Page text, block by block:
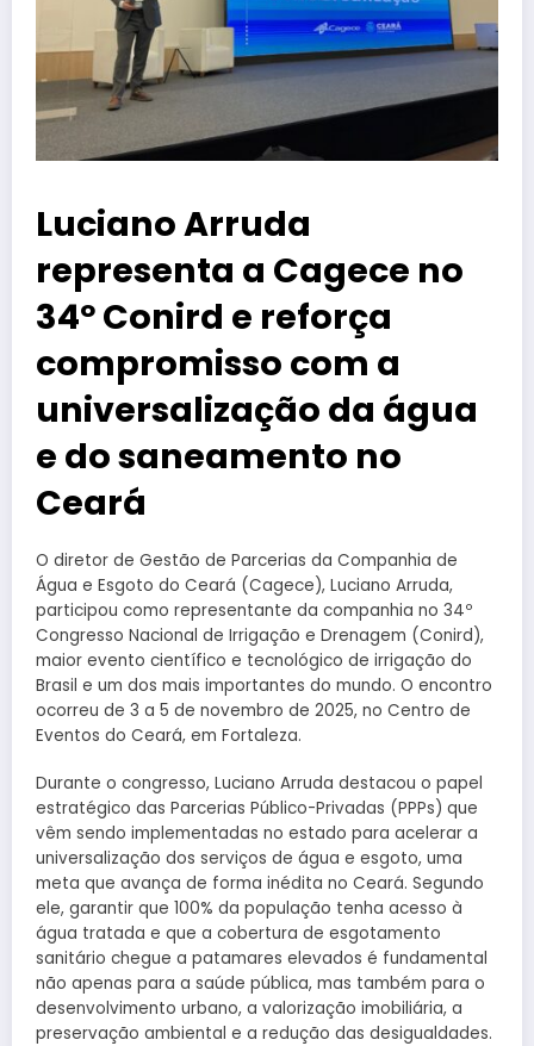
Luciano Arruda
representa a Cagece no
34º Conird e reforça
compromisso com a
universalização da água
e do saneamento no
Ceará
O diretor de Gestão de Parcerias da Companhia de
Água e Esgoto do Ceará (Cagece), Luciano Arruda,
participou como representante da companhia no 34º
Congresso Nacional de Irrigação e Drenagem (Conird),
maior evento científico e tecnológico de irrigação do
Brasil e um dos mais importantes do mundo. O encontro
ocorreu de 3 a 5 de novembro de 2025, no Centro de
Eventos do Ceará, em Fortaleza.
Durante o congresso, Luciano Arruda destacou o papel
estratégico das Parcerias Público-Privadas (PPPs) que
vêm sendo implementadas no estado para acelerar a
universalização dos serviços de água e esgoto, uma
meta que avança de forma inédita no Ceará. Segundo
ele, garantir que 100% da população tenha acesso à
água tratada e que a cobertura de esgotamento
sanitário chegue a patamares elevados é fundamental
não apenas para a saúde pública, mas também para o
desenvolvimento urbano, a valorização imobiliária, a
preservação ambiental e a redução das desigualdades.